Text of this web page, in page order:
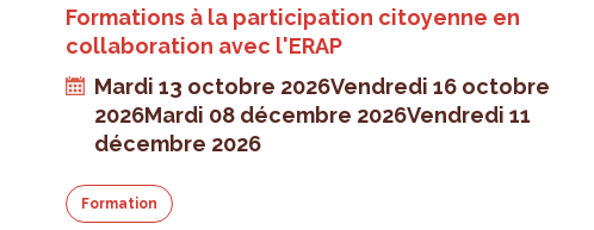
Formations à la participation citoyenne en
collaboration avec l'ERAP
Mardi 13 octobre 2026Vendredi 16 octobre
2026Mardi 08 décembre 2026Vendredi 11
décembre 2026
Formation